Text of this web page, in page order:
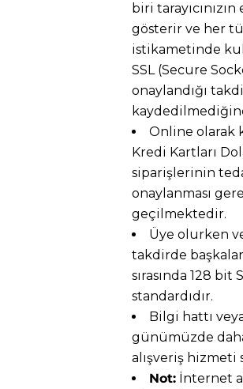
biri
gösterir ve her
istikametinde
SSL (Secure
onaylandığı
Online olarak
Kredi Kartları
siparişlerinin
onaylanması
geçilmektedir.
Üye olurken
takdirde
sırasında 128
standardıdır.
Bilgi hattı
günümüzde
alışveriş hizmeti
Not: İnternet